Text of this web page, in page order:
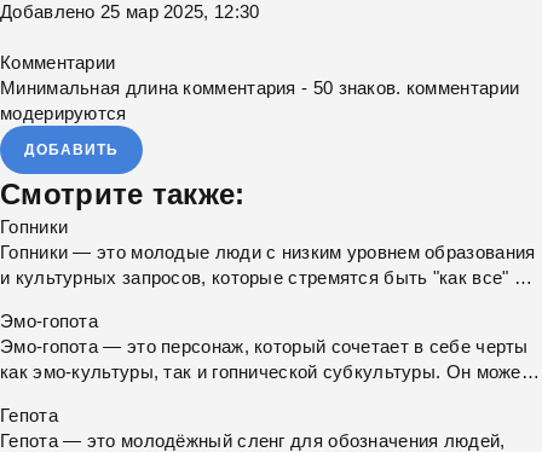
Добавлено 25 мар 2025, 12:30
Комментарии
Минимальная длина комментария - 50 знаков. комментарии
модерируются
ДОБАВИТЬ
Смотрите также:
Гопники
Гопники — это молодые люди с низким уровнем образования
и культурных запросов, которые стремятся быть "как все" и
Эмо-гопота
Эмо-гопота — это персонаж, который сочетает в себе черты
как эмо-культуры, так и гопнической субкультуры. Он может
характерную эмо-кепку.
Гепота
Гепота — это молодёжный сленг для обозначения людей,